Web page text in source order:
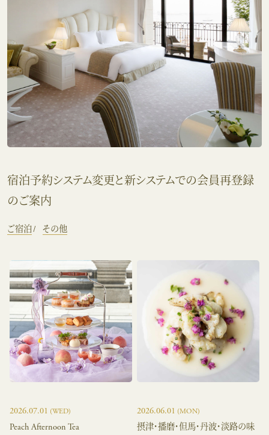
宿泊予約システム変更と新システムでの会員再登録
のご案内
ご宿泊 その他
2026.07.01 (WED)
Peach Afternoon Tea
2026.06.01 (MON)
摂津・播磨・但馬・丹波・淡路の味